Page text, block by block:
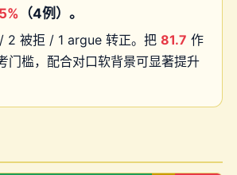
（4例）。
2 被拒 / 1 argue 转正。把 81.7 作
门槛，配合对口软背景可显著提升